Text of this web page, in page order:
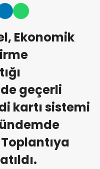
Ekonomik
geçerli
kartı sistemi